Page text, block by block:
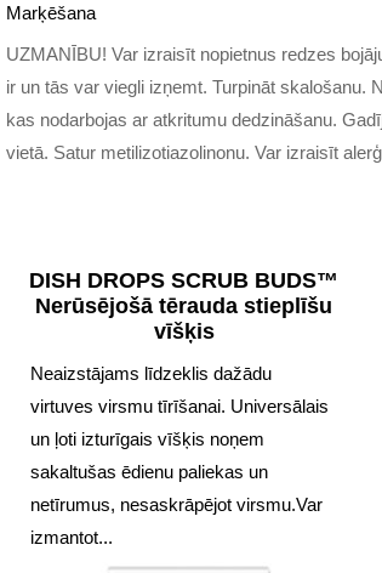
Marķēšana
UZMANĪBU! Var izraisīt nopietnus redzes
ir un tās var viegli izņemt. Turpināt skalošanu.
kas nodarbojas ar atkritumu dedzināšanu.
vietā. Satur metilizotiazolinonu. Var izraisīt
DISH DROPS SCRUB BUDS™
Nerūsējošā tērauda stieplīšu
vīšķis
Neaizstājams līdzeklis dažādu
virtuves virsmu tīrīšanai. Universālais
un ļoti izturīgais vīšķis noņem
sakaltušas ēdienu paliekas un
netīrumus, nesaskrāpējot virsmu.Var
izmantot...